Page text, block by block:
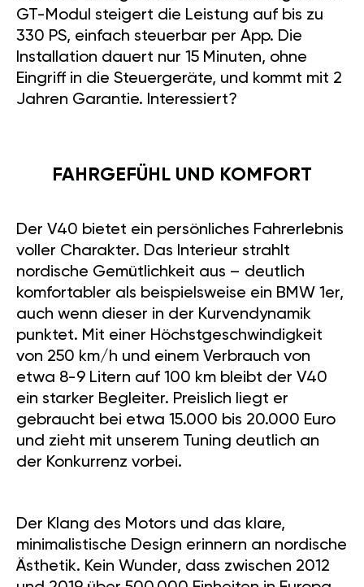
GT-Modul steigert die Leistung auf bis zu
330 PS, einfach steuerbar per App. Die
Installation dauert nur 15 Minuten, ohne
Eingriff in die Steuergeräte, und kommt mit 2
Jahren Garantie. Interessiert?
FAHRGEFÜHL UND KOMFORT
Der V40 bietet ein persönliches Fahrerlebnis
voller Charakter. Das Interieur strahlt
nordische Gemütlichkeit aus – deutlich
komfortabler als beispielsweise ein BMW 1er,
auch wenn dieser in der Kurvendynamik
punktet. Mit einer Höchstgeschwindigkeit
von 250 km/h und einem Verbrauch von
etwa 8-9 Litern auf 100 km bleibt der V40
ein starker Begleiter. Preislich liegt er
gebraucht bei etwa 15.000 bis 20.000 Euro
und zieht mit unserem Tuning deutlich an
der Konkurrenz vorbei.
Der Klang des Motors und das klare,
minimalistische Design erinnern an nordische
Ästhetik. Kein Wunder, dass zwischen 2012